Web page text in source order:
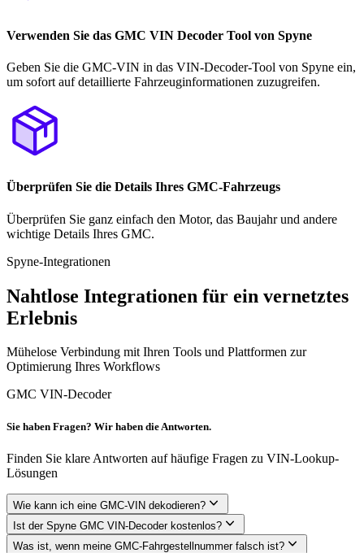
Verwenden Sie das GMC VIN Decoder Tool von Spyne
Geben Sie die GMC-VIN in das VIN-Decoder-Tool von Spyne ein,
um sofort auf detaillierte Fahrzeuginformationen zuzugreifen.
Überprüfen Sie die Details Ihres GMC-Fahrzeugs
Überprüfen Sie ganz einfach den Motor, das Baujahr und andere
wichtige Details Ihres GMC.
Spyne-Integrationen
Nahtlose Integrationen für ein vernetztes
Erlebnis
Mühelose Verbindung mit Ihren Tools und Plattformen zur
Optimierung Ihres Workflows
GMC VIN-Decoder
Sie haben Fragen? Wir haben die Antworten.
Finden Sie klare Antworten auf häufige Fragen zu VIN-Lookup-
Lösungen
Wie kann ich eine GMC-VIN dekodieren?
Ist der Spyne GMC VIN-Decoder kostenlos?
Was ist, wenn meine GMC-Fahrgestellnummer falsch ist?